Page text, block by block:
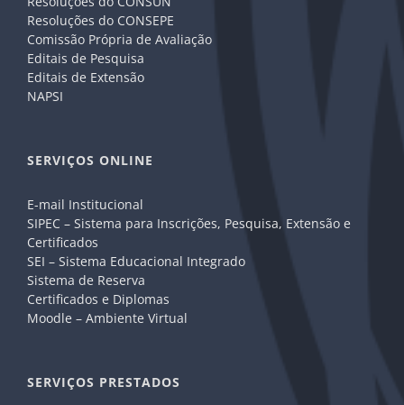
Resoluções do CONSEPE
Comissão Própria de Avaliação
Editais de Pesquisa
Editais de Extensão
NAPSI
SERVIÇOS ONLINE
E-mail Institucional
SIPEC – Sistema para Inscrições, Pesquisa, Extensão e
Certificados
SEI – Sistema Educacional Integrado
Sistema de Reserva
Certificados e Diplomas
Moodle – Ambiente Virtual
SERVIÇOS PRESTADOS